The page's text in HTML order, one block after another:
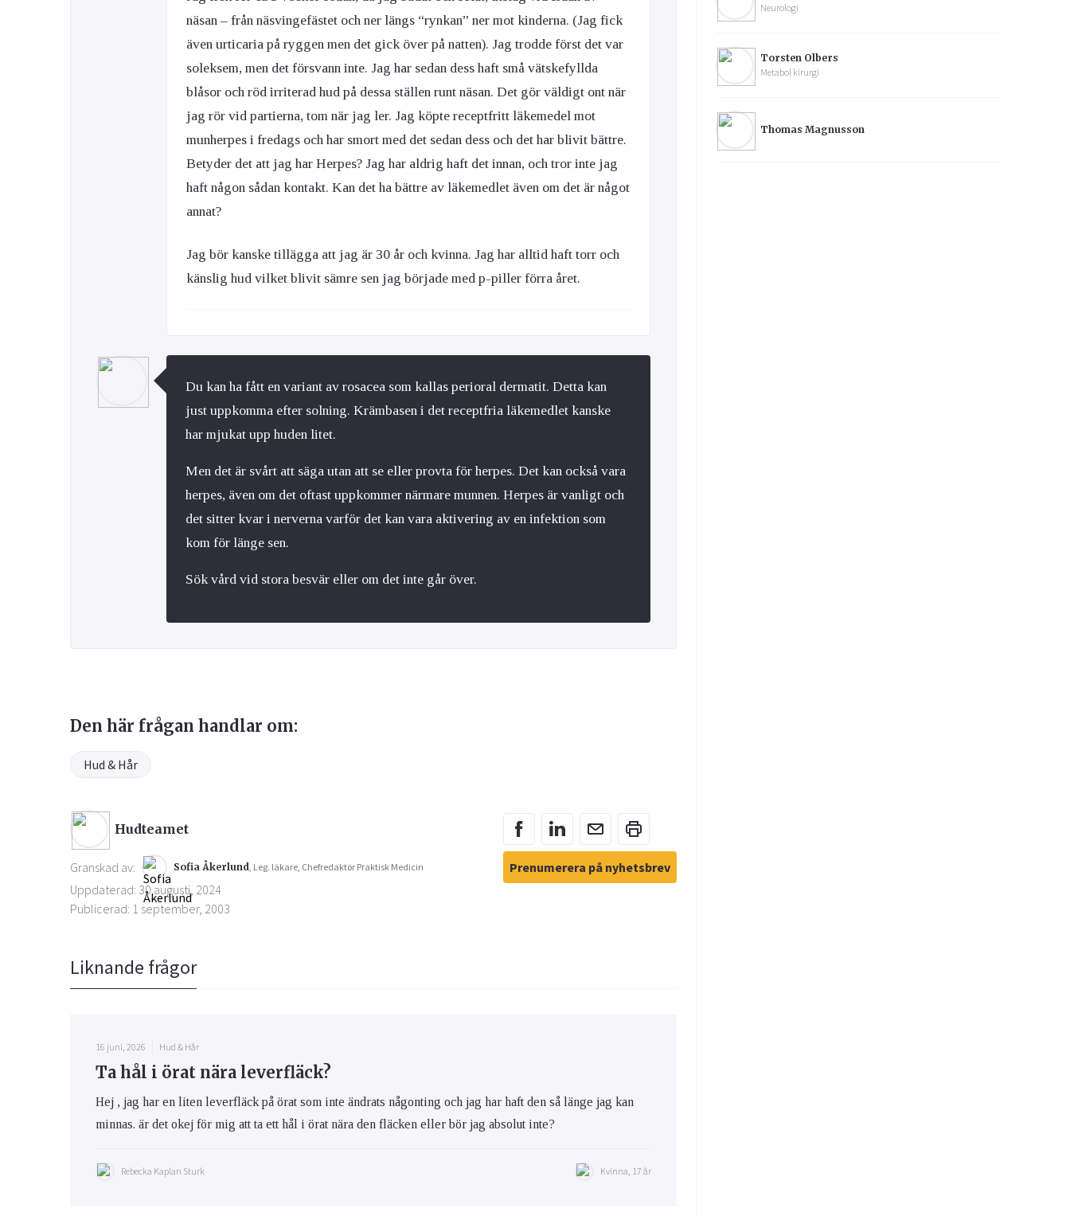
näsan – från näsvingefästet och ner längs “rynkan” ner mot kinderna. (Jag fick
även urticaria på ryggen men det gick över på natten). Jag trodde först det var
soleksem, men det försvann inte. Jag har sedan dess haft små vätskefyllda
blåsor och röd irriterad hud på dessa ställen runt näsan. Det gör väldigt ont när
jag rör vid partierna, tom när jag ler. Jag köpte receptfritt läkemedel mot
munherpes i fredags och har smort med det sedan dess och det har blivit bättre.
Betyder det att jag har Herpes? Jag har aldrig haft det innan, och tror inte jag
haft någon sådan kontakt. Kan det ha bättre av läkemedlet även om det är något
annat?
Jag bör kanske tillägga att jag är 30 år och kvinna. Jag har alltid haft torr och
känslig hud vilket blivit sämre sen jag började med p-piller förra året.
Du kan ha fått en variant av rosacea som kallas perioral dermatit. Detta kan
just uppkomma efter solning. Krämbasen i det receptfria läkemedlet kanske
har mjukat upp huden litet.
Men det är svårt att säga utan att se eller provta för herpes. Det kan också vara
herpes, även om det oftast uppkommer närmare munnen. Herpes är vanligt och
det sitter kvar i nerverna varför det kan vara aktivering av en infektion som
kom för länge sen.
Sök vård vid stora besvär eller om det inte går över.
Den här frågan handlar om:
Hud & Hår
Hudteamet
Granskad av: Sofia Åkerlund, Leg. läkare, Chefredaktör Praktisk Medicin
Uppdaterad: 30 augusti, 2024
Publicerad: 1 september, 2003
Prenumerera på nyhetsbrev
Liknande frågor
16 juni, 2026 Hud & Hår
Ta hål i örat nära leverfläck?
Hej , jag har en liten leverfläck på örat som inte ändrats någonting och jag har haft den så länge jag kan
minnas. är det okej för mig att ta ett hål i örat nära den fläcken eller bör jag absolut inte?
Rebecka Kaplan Sturk Kvinna, 17 år
Neurologi
Torsten Olbers
Metabol kirurgi
Thomas Magnusson